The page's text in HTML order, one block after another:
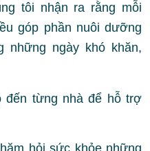
tôi nhận ra rằng mỗi
góp phần nuôi dưỡng
những ngày khó khăn,